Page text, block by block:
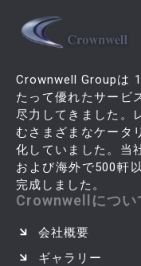
Crownwell Groupは
たって優れたサービ
尽力してきました。
むさまざまなケータ
化していました。当
および海外で500軒
完成しました。
Crownwellについ
会社概要
ギャラリー